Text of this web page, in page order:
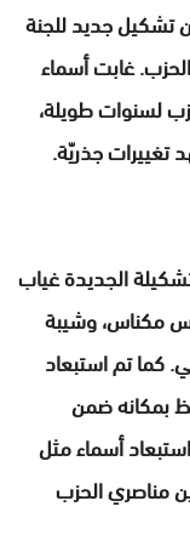
تشكيل جديد للجنة
غابت أسماء
لسنوات طويلة،
تغييرات جذريّة.
الجديدة غياب
مكناس، وشيبة
كما تم استبعاد
بمكانه ضمن
أسماء مثل
مناصري الحزب